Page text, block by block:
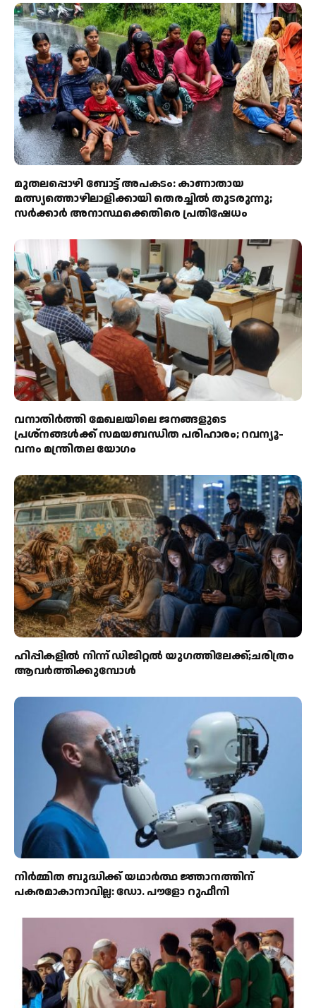
മുതലപ്പൊഴി ബോട്ട് അപകടം: കാണാതായ
മത്സ്യത്തൊഴിലാളിക്കായി തെരച്ചിൽ തുടരുന്നു;
സർക്കാർ അനാസ്ഥക്കെതിരെ പ്രതിഷേധം
വനാതിർത്തി മേഖലയിലെ ജനങ്ങളുടെ
പ്രശ്നങ്ങൾക്ക് സമയബന്ധിത പരിഹാരം; റവന്യൂ-
വനം മന്ത്രിതല യോഗം
ഹിപ്പികളില്‍ നിന്ന് ഡിജിറ്റല്‍ യുഗത്തിലേക്ക്;ചരിത്രം
ആവര്‍ത്തിക്കുമ്പോള്‍
നിർമ്മിത ബുദ്ധിക്ക് യഥാർത്ഥ ജ്ഞാനത്തിന്
പകരമാകാനാവില്ല: ഡോ. പൗളോ റുഫീനി